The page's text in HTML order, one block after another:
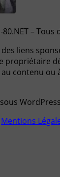
80.NET –
liens
propriétaire
contenu ou
Mentions